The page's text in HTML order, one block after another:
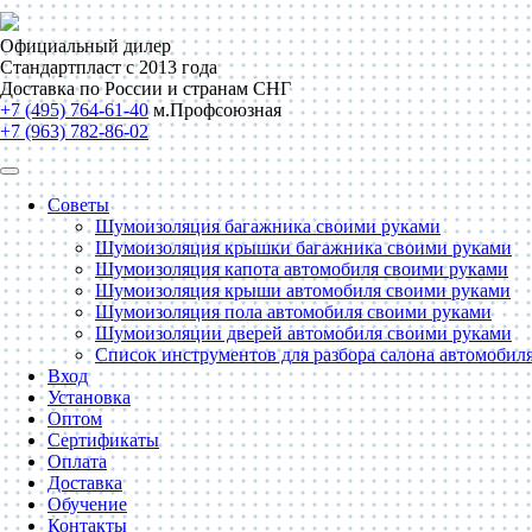
Официальный дилер
Стандартпласт с 2013 года
Доставка по России и странам СНГ
+7 (495) 764-61-40 м.Профсоюзная
+7 (963) 782-86-02
Советы
Шумоизоляция багажника своими руками
Шумоизоляция крышки багажника своими руками
Шумоизоляция капота автомобиля своими руками
Шумоизоляция крыши автомобиля своими руками
Шумоизоляция пола автомобиля своими руками
Шумоизоляции дверей автомобиля своими руками
Список инструментов для разбора салона
Вход
Установка
Оптом
Сертификаты
Оплата
Доставка
Обучение
Контакты